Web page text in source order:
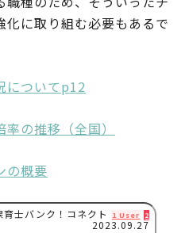
に取り組む必要もあるで
についてp12
の推移（全国）
の概要
士バンク！コネクト 1 User 2
2023.09.27